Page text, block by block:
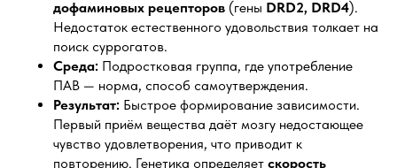
дофаминовых рецепторов (гены DRD2, DRD4).
Недостаток естественного удовольствия толкает на
поиск суррогатов.
Среда: Подростковая группа, где употребление
ПАВ — норма, способ самоутверждения.
Результат: Быстрое формирование зависимости.
Первый приём вещества даёт мозгу недостающее
чувство удовлетворения, что приводит к
повторению. Генетика определяет скорость